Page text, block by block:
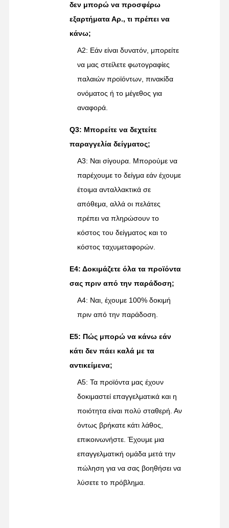
δεν μπορώ να προσφέρω
εξαρτήματα Αρ., τι πρέπει να
κάνω;
A2: Εάν είναι δυνατόν, μπορείτε
να μας στείλετε φωτογραφίες
παλαιών προϊόντων, πινακίδα
ονόματος ή το μέγεθος για
αναφορά.
Q3: Μπορείτε να δεχτείτε
παραγγελία δείγματος;
Α3: Ναι σίγουρα. Μπορούμε να
παρέχουμε το δείγμα εάν έχουμε
έτοιμα ανταλλακτικά σε
απόθεμα, αλλά οι πελάτες
πρέπει να πληρώσουν το
κόστος του δείγματος και το
κόστος ταχυμεταφορών.
Ε4: Δοκιμάζετε όλα τα προϊόντα
σας πριν από την παράδοση;
A4: Ναι, έχουμε 100% δοκιμή
πριν από την παράδοση.
Ε5: Πώς μπορώ να κάνω εάν
κάτι δεν πάει καλά με τα
αντικείμενα;
A5: Τα προϊόντα μας έχουν
δοκιμαστεί επαγγελματικά και η
ποιότητα είναι πολύ σταθερή. Αν
όντως βρήκατε κάτι λάθος,
επικοινωνήστε. Έχουμε μια
επαγγελματική ομάδα μετά την
πώληση για να σας βοηθήσει να
λύσετε το πρόβλημα.